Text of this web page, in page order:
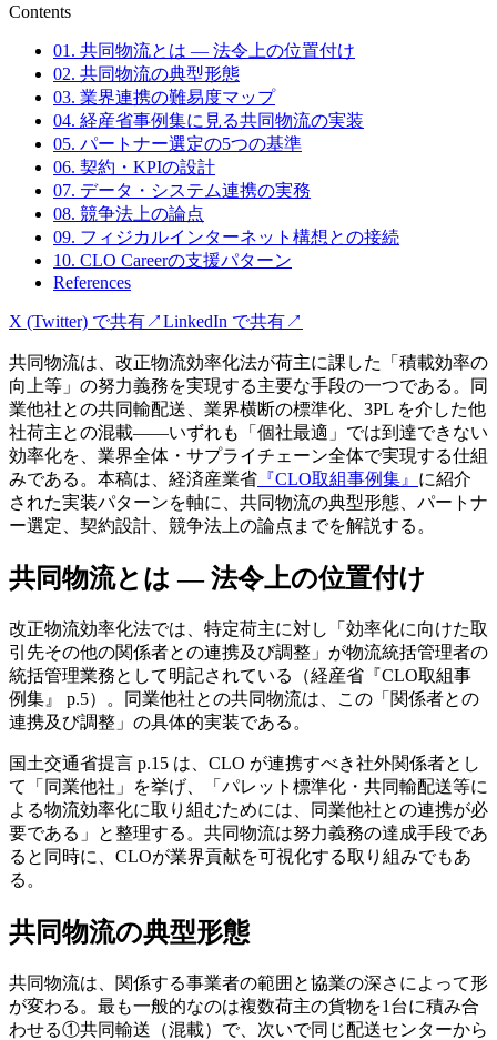
Contents
01. 共同物流とは — 法令上の位置付け
02. 共同物流の典型形態
03. 業界連携の難易度マップ
04. 経産省事例集に見る共同物流の実装
05. パートナー選定の5つの基準
06. 契約・KPIの設計
07. データ・システム連携の実務
08. 競争法上の論点
09. フィジカルインターネット構想との接続
10. CLO Careerの支援パターン
References
X (Twitter) で共有↗LinkedIn で共有↗
共同物流は、改正物流効率化法が荷主に課した「積載効率の
向上等」の努力義務を実現する主要な手段の一つである。同
業他社との共同輸配送、業界横断の標準化、3PL を介した他
社荷主との混載——いずれも「個社最適」では到達できない
効率化を、業界全体・サプライチェーン全体で実現する仕組
みである。本稿は、経済産業省 『CLO取組事例集』 に紹介
された実装パターンを軸に、共同物流の典型形態、パートナ
ー選定、契約設計、競争法上の論点までを解説する。
共同物流とは — 法令上の位置付け
改正物流効率化法では、特定荷主に対し「効率化に向けた取
引先その他の関係者との連携及び調整」が物流統括管理者の
統括管理業務として明記されている（経産省『CLO取組事
例集』 p.5）。同業他社との共同物流は、この「関係者との
連携及び調整」の具体的実装である。
国土交通省提言 p.15 は、CLO が連携すべき社外関係者とし
て「同業他社」を挙げ、「パレット標準化・共同輸配送等に
よる物流効率化に取り組むためには、同業他社との連携が必
要である」と整理する。共同物流は努力義務の達成手段であ
ると同時に、CLOが業界貢献を可視化する取り組みでもあ
る。
共同物流の典型形態
共同物流は、関係する事業者の範囲と協業の深さによって形
が変わる。最も一般的なのは複数荷主の貨物を1台に積み合
わせる①共同輸送（混載）で、次いで同じ配送センターから